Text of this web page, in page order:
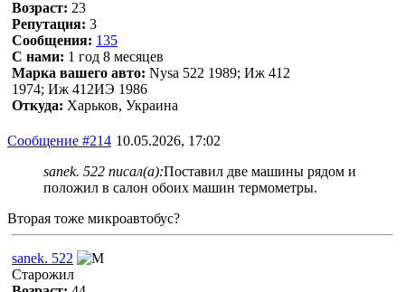
Возраст: 23
Репутация: 3
Сообщения: 135
С нами: 1 год 8 месяцев
Марка вашего авто: Nysa 522 1989; Иж 412
1974; Иж 412ИЭ 1986
Откуда: Харьков, Украина
Сообщение #214 10.05.2026, 17:02
sanek. 522 писал(а):Поставил две машины рядом и
положил в салон обоих машин термометры.
Вторая тоже микроавтобус?
sanek. 522
Старожил